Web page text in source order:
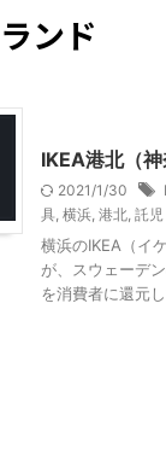
ンド
IKEA港北（神
2021/1/30
具 横浜 港北 託児
横浜のIKEA（イ
が、スウェーデ
を消費者に還元